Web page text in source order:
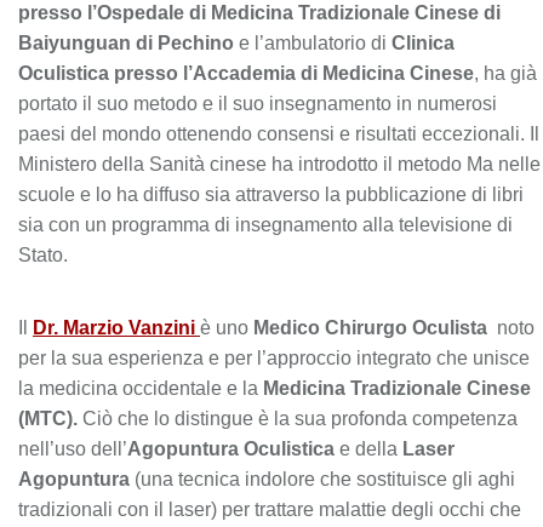
presso l’Ospedale di Medicina Tradizionale Cinese di
Baiyunguan di Pechino e l’ambulatorio di Clinica
Oculistica presso l’Accademia di Medicina Cinese, ha già
portato il suo metodo e il suo insegnamento in numerosi
paesi del mondo ottenendo consensi e risultati eccezionali. Il
Ministero della Sanità cinese ha introdotto il metodo Ma nelle
scuole e lo ha diffuso sia attraverso la pubblicazione di libri
sia con un programma di insegnamento alla televisione di
Stato.
Dr. Marzio Vanzini è uno Medico Chirurgo Oculista noto
per la sua esperienza e per l’approccio integrato che unisce
la medicina occidentale e la Medicina Tradizionale Cinese
(MTC). Ciò che lo distingue è la sua profonda competenza
nell’uso dell’Agopuntura Oculistica e della Laser
Agopuntura (una tecnica indolore che sostituisce gli aghi
tradizionali con il laser) per trattare malattie degli occhi che